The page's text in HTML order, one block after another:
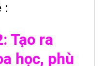
:
: Tạo ra
học, phù